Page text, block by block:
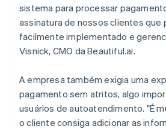
sistema para processar
assinatura de nossos clientes que
facilmente implementado e
Visnick, CMO da Beautiful.ai.
A empresa também exigia uma
pagamento sem atritos, algo
usuários de autoatendimento. "É
o cliente consiga adicionar as